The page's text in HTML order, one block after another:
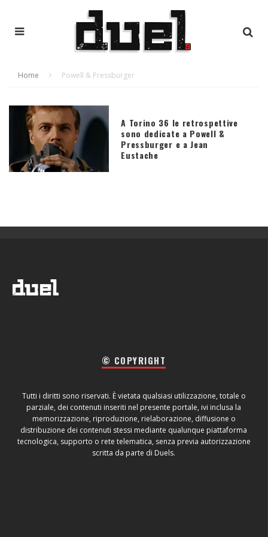
Home Powell & Pressburger
A Torino 36 le retrospettive
sono dedicate a Powell &
Pressburger e a Jean
Eustache
© COPYRIGHT
Tutti i diritti sono riservati. È vietata qualsiasi utilizzazione, totale o
parziale, dei contenuti inseriti nel presente portale, ivi inclusa la
memorizzazione, riproduzione, rielaborazione, diffusione o
distribuzione dei contenuti stessi mediante qualunque piattaforma
tecnologica, supporto o rete telematica, senza previa autorizzazione
scritta da parte di Duels.